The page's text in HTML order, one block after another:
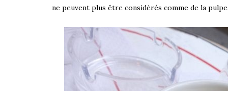
ne peuvent plus être considérés comme de la